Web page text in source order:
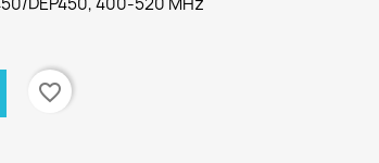
favorite_border